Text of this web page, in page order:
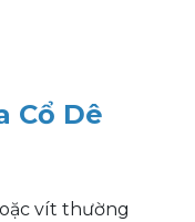
Cổ Dê
vít thường